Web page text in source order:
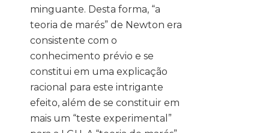
minguante. Desta forma, “a
teoria de marés” de Newton era
consistente com o
conhecimento prévio e se
constitui em uma explicação
racional para este intrigante
efeito, além de se constituir em
mais um “teste experimental”